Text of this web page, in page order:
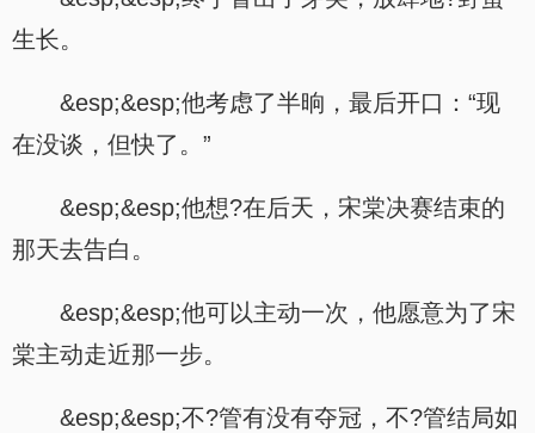
生长。
&esp;&esp;他考虑了半晌，最后开口：“现
在没谈，但快了。”
&esp;&esp;他想?在后天，宋棠决赛结束的
那天去告白。
&esp;&esp;他可以主动一次，他愿意为了宋
棠主动走近那一步。
&esp;&esp;不?管有没有夺冠，不?管结局如